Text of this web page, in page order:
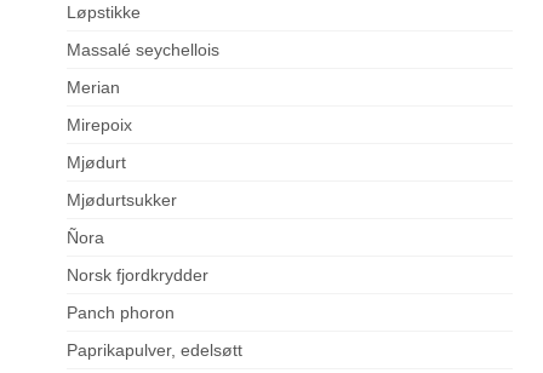
Løpstikke
Massalé seychellois
Merian
Mirepoix
Mjødurt
Mjødurtsukker
Ñora
Norsk fjordkrydder
Panch phoron
Paprikapulver, edelsøtt